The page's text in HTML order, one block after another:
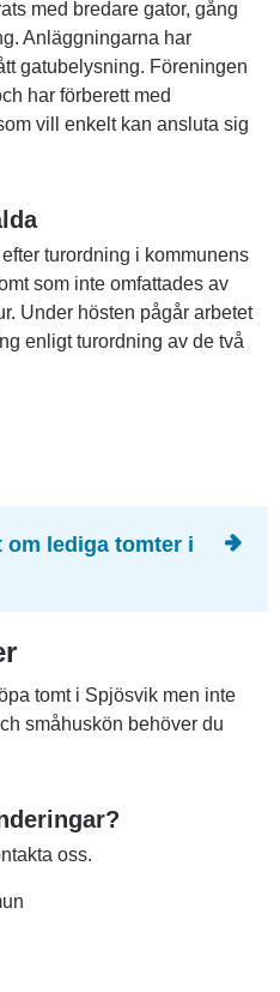
med bredare gator, gång
Anläggningarna har
gatubelysning. Föreningen
har förberett med
vill enkelt kan ansluta sig
turordning i kommunens
som inte omfattades av
Under hösten pågår arbetet
enligt turordning av de två
om lediga tomter i
tomt i Spjösvik men inte
småhuskön behöver du
oss.